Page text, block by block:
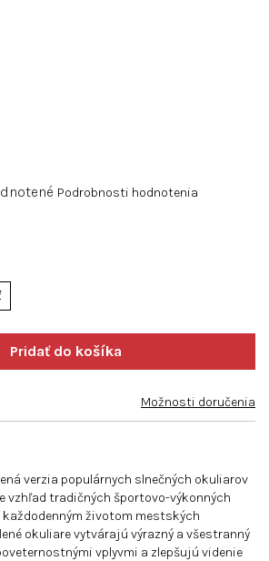
Možnosti doručenia
Podrobnosti hodnotenia
verzia populárnych slnečných okuliarov
vzhľad tradičných športovo-výkonných
každodenným životom mestských
okuliare vytvárajú výrazný a všestranný
vplyvmi a zlepšujú videnie